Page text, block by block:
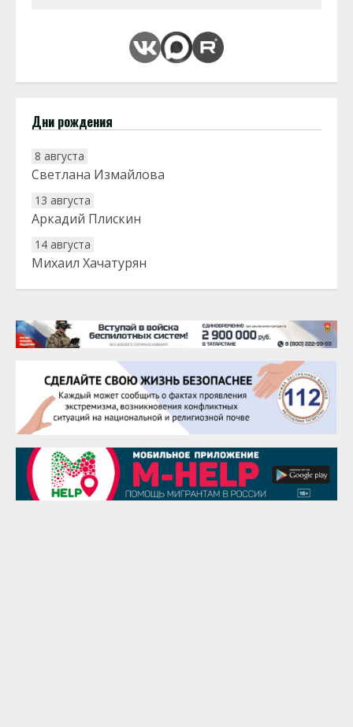
Дни рождения
8 августа
Светлана Измайлова
13 августа
Аркадий Плискин
14 августа
Михаил Хачатурян
20 августа
22 августа
Евгений Ефимов
25 августа
Сэсэгма Бубеева
28 августа
Чингиз Мустафаев
29 августа
Надежда Рослова